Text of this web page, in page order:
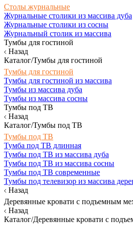
Столы журнальные
Журнальные столики из массива дуба
Журнальные столики из сосны
Журнальный столик из массива
Тумбы для гостиной
Назад
Каталог/Тумбы для гостиной
Тумбы для гостиной
Тумбы для гостиной из массива
Тумбы из массива дуба
Тумбы из массива сосны
Тумбы под ТВ
Назад
Каталог/Тумбы под ТВ
Тумбы под ТВ
Тумба под ТВ длинная
Тумбы под ТВ из массива дуба
Тумбы под ТВ из массива сосны
Тумбы под ТВ современные
Тумбы под телевизор из массива
Назад
Деревянные кровати с подъемным
Назад
Каталог/Деревянные кровати с